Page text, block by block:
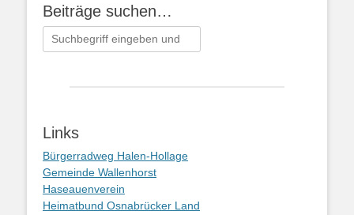
Beiträge suchen…
Suchen
nach:
Links
Bürgerradweg Halen-Hollage
Gemeinde Wallenhorst
Haseauenverein
Heimatbund Osnabrücker Land